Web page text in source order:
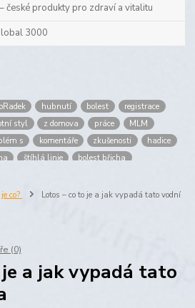
české produkty pro zdraví a vitalitu
3000
hubnutí bolest
registrace
styl z domova práce
MLM
s komentáře zkušenosti
hadice
štíhlá linie
bolest břicha
body peníze
brigáda
co?
Lotos – co to je a jak vypadá tato vodní
(0)
a jak vypadá tato